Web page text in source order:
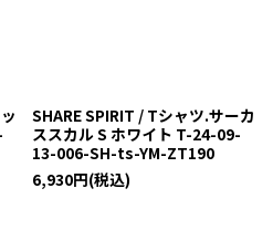
SHARE SPIRIT / Tシャツ.サーカ
ススカル S ホワイト T-24-09-
13-006-SH-ts-YM-ZT190
6,930円(税込)